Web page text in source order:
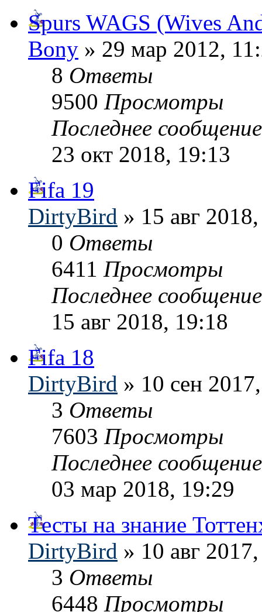
Spurs WAGS (Wives
Bony » 29 мар 2012,
8 Ответы
9500 Просмотры
Последнее
23 окт 2018, 19:13
Fifa 19
DirtyBird » 15 авг
0 Ответы
6411 Просмотры
Последнее
15 авг 2018, 19:18
Fifa 18
DirtyBird » 10 сен
3 Ответы
7603 Просмотры
Последнее
03 мар 2018, 19:29
Тесты на знание
DirtyBird » 10 авг
3 Ответы
6448 Просмотры